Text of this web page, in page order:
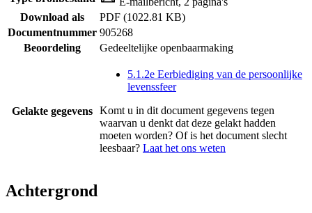
Download als
PDF (1022.81 KB)
Documentnummer 905268
Beoordeling
Gedeeltelijke openbaarmaking
Gelakte gegevens
5.1.2e Eerbiediging van de persoonlijke
levenssfeer
Komt u in dit document gegevens tegen
waarvan u denkt dat deze gelakt hadden
moeten worden? Of is het document slecht
leesbaar? Laat het ons weten
Achtergrond